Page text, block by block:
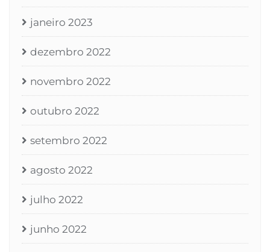
janeiro 2023
dezembro 2022
novembro 2022
outubro 2022
setembro 2022
agosto 2022
julho 2022
junho 2022